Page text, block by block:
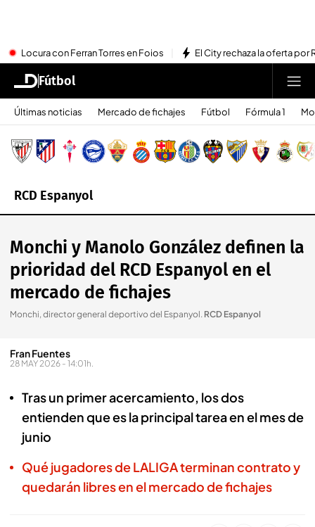
Locura con Ferran Torres en Foios El City rechaza la oferta por
Fútbol
Últimas noticias Mercado de fichajes Fútbol Fórmula 1
RCD Espanyol
Monchi y Manolo González definen la
prioridad del RCD Espanyol en el
mercado de fichajes
Monchi, director general deportivo del Espanyol. RCD Espanyol
Fran Fuentes
28 MAY 2026 - 14:01h.
Tras un primer acercamiento, los dos
entienden que es la principal tarea en el mes de
junio
Qué jugadores de LALIGA terminan contrato y
quedarán libres en el mercado de fichajes